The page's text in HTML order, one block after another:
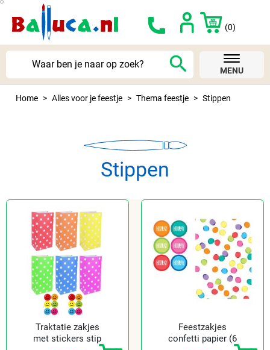
(0)
search MENU
Home Alles voor je feestje Thema feestje Stippen
Stippen
Traktatie zakjes
met stickers stip
Feestzakjes
confetti papier (6